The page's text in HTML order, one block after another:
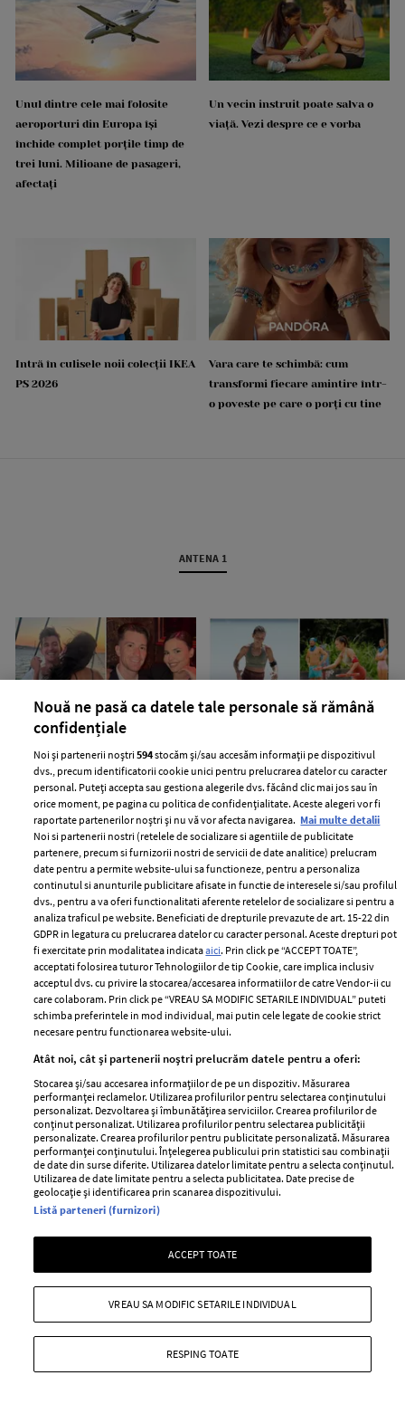
Unul dintre cele mai folosite
aeroporturi din Europa își
închide complet porțile timp de
trei luni. Milioane de pasageri,
afectați
Un vecin instruit poate salva o
viață. Vezi despre ce e vorba
Intră în culisele noii colecții IKEA
PS 2026
Vara care te schimbă: cum
transformi fiecare amintire într-
o poveste pe care o porți cu tine
ANTENA 1
între Rareș Cojoc și noua lui
iubită. Andreea Popescu era mai
mare decât el
Survivor s-a căsătorit civil cu
logodnicul ei. Imagini cu cei doi
miri
Motivul pentru care Mircea
Badea și Carmen Brumă nu
mănâncă niciodată împreună.
cuplu
Ce a pățit un român într-o
benzinărie din Bulgaria: „Aveți
mare grijă!”. Ce a observat pe
Nouă ne pasă ca datele tale personale să rămână
confidențiale
Noi și partenerii noștri594stocăm și/sau accesăm informații pe dispozitivul
dvs., precum identificatorii cookie unici pentru prelucrarea datelor cu caracter
personal. Puteți accepta sau gestiona alegerile dvs. făcând clic mai jos sau în
orice moment, pe pagina cu politica de confidențialitate. Aceste alegeri vor fi
raportate partenerilor noștri și nu vă vor afecta navigarea. Mai multe detalii
Noi si partenerii nostri (retelele de socializare si agentiile de publicitate
partenere, precum si furnizorii nostri de servicii de date analitice) prelucram
date pentru a permite website-ului sa functioneze, pentru a personaliza
continutul si anunturile publicitare afisate in functie de interesele si/sau profilul
dvs., pentru a va oferi functionalitati aferente retelelor de socializare si pentru a
analiza traficul pe website. Beneficiati de drepturile prevazute de art. 15-22 din
GDPR in legatura cu prelucrarea datelor cu caracter personal. Aceste drepturi pot
fi exercitate prin modalitatea indicataaici. Prin click pe “ACCEPT TOATE”,
acceptati folosirea tuturor Tehnologiilor de tip Cookie, care implica inclusiv
acceptul dvs. cu privire la stocarea/accesarea informatiilor de catre Vendor-ii cu
care colaboram. Prin click pe “VREAU SA MODIFIC SETARILE INDIVIDUAL” puteti
schimba preferintele in mod individual, mai putin cele legate de cookie strict
necesare pentru functionarea website-ului.
Atât noi, cât și partenerii noștri prelucrăm datele pentru a oferi:
Stocarea și/sau accesarea informațiilor de pe un dispozitiv. Măsurarea
performanței reclamelor. Utilizarea profilurilor pentru selectarea conținutului
personalizat. Dezvoltarea și îmbunătățirea serviciilor. Crearea profilurilor de
conținut personalizat. Utilizarea profilurilor pentru selectarea publicității
personalizate. Crearea profilurilor pentru publicitate personalizată. Măsurarea
performanței conținutului. Înțelegerea publicului prin statistici sau combinații
de date din surse diferite. Utilizarea datelor limitate pentru a selecta conținutul.
Utilizarea de date limitate pentru a selecta publicitatea. Date precise de
geolocație și identificarea prin scanarea dispozitivului.
Listă parteneri (furnizori)
ACCEPT TOATE
RESPING TOATE
VREAU SA MODIFIC SETARILE INDIVIDUAL